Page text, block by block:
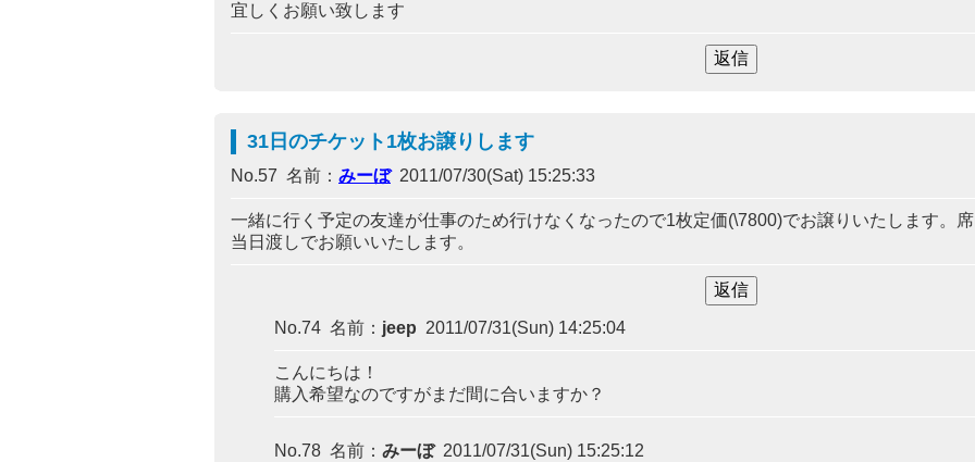
宜しくお願い致します
31日のチケット1枚お譲りします
No.57 名前： みーぼ2011/07/30(Sat) 15:25:33
一緒に行く予定の友達が仕事のため行けなくなったので1枚定価(\7800)でお譲りいたします。
当日渡しでお願いいたします。
No.74 名前： jeep 2011/07/31(Sun) 14:25:04
こんにちは！
購入希望なのですがまだ間に合いますか？
No.78 名前： みーぼ2011/07/31(Sun) 15:25:12